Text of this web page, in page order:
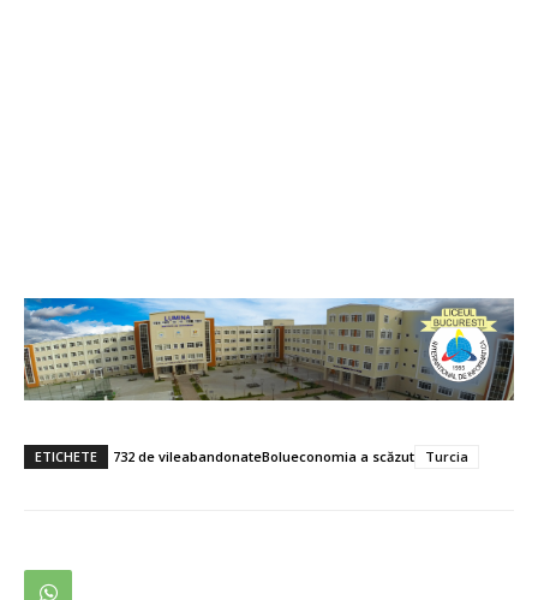
ETICHETE 732 de vileabandonateBolueconomia a scăzut Turcia